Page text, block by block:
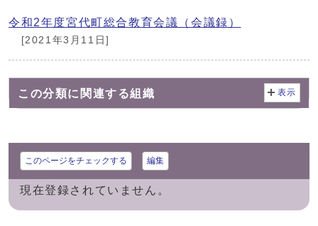
令和2年度宮代町総合教育会議（会議録）
[2021年3月11日]
この分類に関連する組織 表示
このページをチェックする 編集
現在登録されていません。